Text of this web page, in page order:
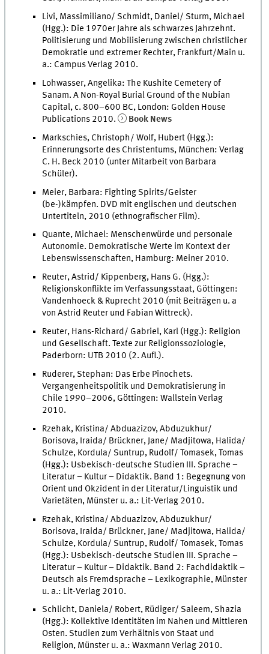
Livi, Massimiliano/ Schmidt, Daniel/ Sturm, Michael
(Hgg.): Die 1970er Jahre als schwarzes Jahrzehnt.
Politisierung und Mobilisierung zwischen christlicher
Demokratie und extremer Rechter, Frankfurt/Main u.
a.: Campus Verlag 2010.
Lohwasser, Angelika: The Kushite Cemetery of
Sanam. A Non-Royal Burial Ground of the Nubian
Capital, c. 800–600 BC, London: Golden House
Publications 2010.
Book News
Markschies, Christoph/ Wolf, Hubert (Hgg.):
Erinnerungsorte des Christentums, München: Verlag
C. H. Beck 2010 (unter Mitarbeit von Barbara
Schüler).
Meier, Barbara: Fighting Spirits/Geister
(be-)kämpfen. DVD mit englischen und deutschen
Untertiteln, 2010 (ethnografischer Film).
Quante, Michael: Menschenwürde und personale
Autonomie. Demokratische Werte im Kontext der
Lebenswissenschaften, Hamburg: Meiner 2010.
Reuter, Astrid/ Kippenberg, Hans G. (Hgg.):
Religionskonflikte im Verfassungsstaat, Göttingen:
Vandenhoeck & Ruprecht 2010 (mit Beiträgen u. a
von Astrid Reuter und Fabian Wittreck).
Reuter, Hans-Richard/ Gabriel, Karl (Hgg.): Religion
und Gesellschaft. Texte zur Religionssoziologie,
Paderborn: UTB 2010 (2. Aufl.).
Ruderer, Stephan: Das Erbe Pinochets.
Vergangenheitspolitik und Demokratisierung in
Chile 1990–2006, Göttingen: Wallstein Verlag
2010.
Rzehak, Kristina/ Abduazizov, Abduzukhur/
Borisova, Iraida/ Brückner, Jane/ Madjitowa, Halida/
Schulze, Kordula/ Suntrup, Rudolf/ Tomasek, Tomas
(Hgg.): Usbekisch-deutsche Studien III. Sprache –
Literatur – Kultur – Didaktik. Band 1: Begegnung von
Orient und Okzident in der Literatur/Linguistik und
Varietäten, Münster u. a.: Lit-Verlag 2010.
Rzehak, Kristina/ Abduazizov, Abduzukhur/
Borisova, Iraida/ Brückner, Jane/ Madjitowa, Halida/
Schulze, Kordula/ Suntrup, Rudolf/ Tomasek, Tomas
(Hgg.): Usbekisch-deutsche Studien III. Sprache –
Literatur – Kultur – Didaktik. Band 2: Fachdidaktik –
Deutsch als Fremdsprache – Lexikographie, Münster
u. a.: Lit-Verlag 2010.
Schlicht, Daniela/ Robert, Rüdiger/ Saleem, Shazia
(Hgg.): Kollektive Identitäten im Nahen und Mittleren
Osten. Studien zum Verhältnis von Staat und
Religion, Münster u. a.: Waxmann Verlag 2010.